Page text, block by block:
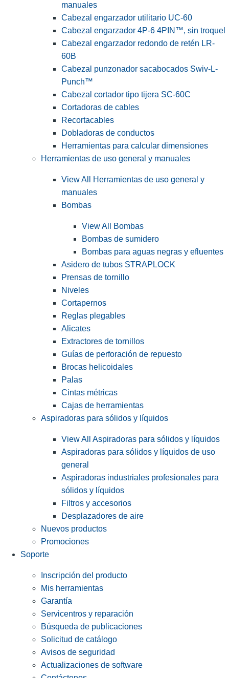
manuales
Cabezal engarzador utilitario UC-60
Cabezal engarzador 4P-6 4PIN™, sin troquel
Cabezal engarzador redondo de retén LR-
60B
Cabezal punzonador sacabocados Swiv-L-
Punch™
Cabezal cortador tipo tijera SC-60C
Cortadoras de cables
Recortacables
Dobladoras de conductos
Herramientas para calcular dimensiones
Herramientas de uso general y manuales
View All Herramientas de uso general y
manuales
Bombas
View All Bombas
Bombas de sumidero
Bombas para aguas negras y efluentes
Asidero de tubos STRAPLOCK
Prensas de tornillo
Niveles
Cortapernos
Reglas plegables
Alicates
Extractores de tornillos
Guías de perforación de repuesto
Brocas helicoidales
Palas
Cintas métricas
Cajas de herramientas
Aspiradoras para sólidos y líquidos
View All Aspiradoras para sólidos y líquidos
Aspiradoras para sólidos y líquidos de uso
general
Aspiradoras industriales profesionales para
sólidos y líquidos
Filtros y accesorios
Desplazadores de aire
Nuevos productos
Promociones
Soporte
Inscripción del producto
Mis herramientas
Garantía
Servicentros y reparación
Búsqueda de publicaciones
Solicitud de catálogo
Avisos de seguridad
Actualizaciones de software